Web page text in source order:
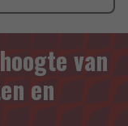
van
en